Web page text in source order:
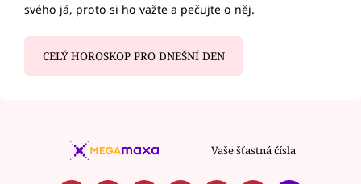
svého já, proto si ho važte a pečujte o něj.
CELÝ HOROSKOP PRO DNEŠNÍ DEN
Vaše šťastná čísla